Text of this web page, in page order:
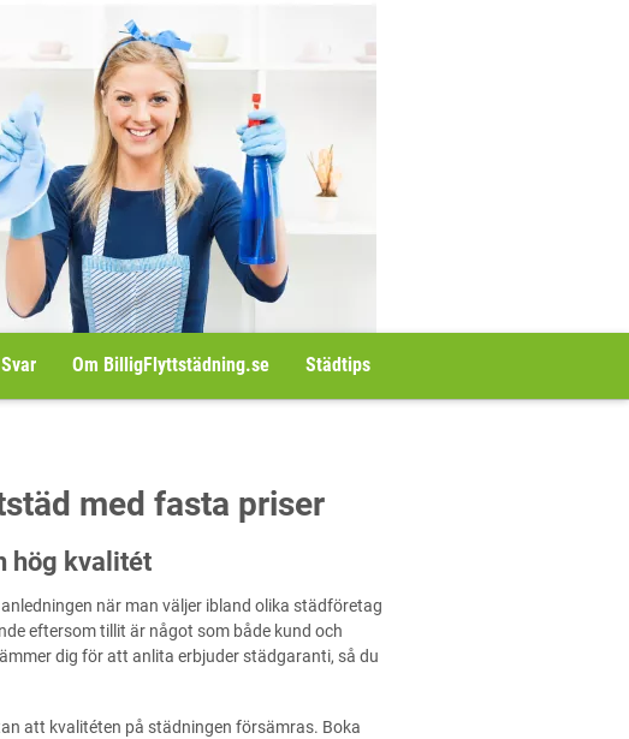
Om BilligFlyttstädning.se Städtips
med fasta priser
hög kvalitét
när man väljer ibland olika städföretag
eftersom tillit är något som både kund och
dig för att anlita erbjuder städgaranti, så du
att kvalitéten på städningen försämras. Boka